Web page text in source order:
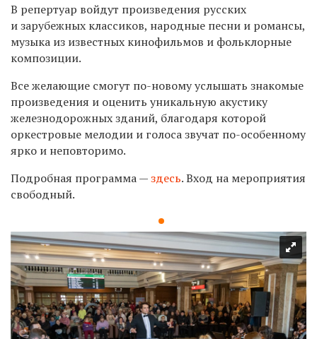
В репертуар войдут произведения русских
и зарубежных классиков, народные песни и романсы,
музыка из известных кинофильмов и фольклорные
композиции.
Все желающие смогут по-новому услышать знакомые
произведения и оценить уникальную акустику
железнодорожных зданий, благодаря которой
оркестровые мелодии и голоса звучат по-особенному
ярко и неповторимо.
Подробная программа —здесь. Вход на мероприятия
свободный.